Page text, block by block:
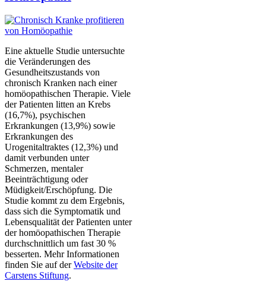
Eine aktuelle Studie untersuchte
die Veränderungen des
Gesundheitszustands von
chronisch Kranken nach einer
homöopathischen Therapie. Viele
der Patienten litten an Krebs
(16,7%), psychischen
Erkrankungen (13,9%) sowie
Erkrankungen des
Urogenitaltraktes (12,3%) und
damit verbunden unter
Schmerzen, mentaler
Beeinträchtigung oder
Müdigkeit/Erschöpfung. Die
Studie kommt zu dem Ergebnis,
dass sich die Symptomatik und
Lebensqualität der Patienten unter
der homöopathischen Therapie
durchschnittlich um fast 30 %
besserten. Mehr Informationen
finden Sie auf derWebsite der
Carstens Stiftung.